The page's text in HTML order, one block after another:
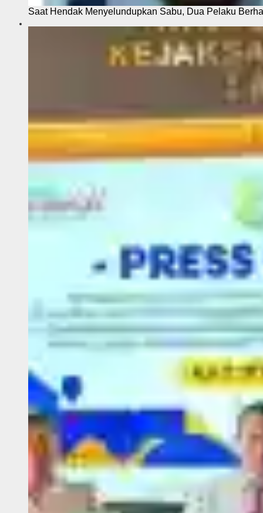
Saat Hendak Menyelundupkan Sabu, Dua Pelaku